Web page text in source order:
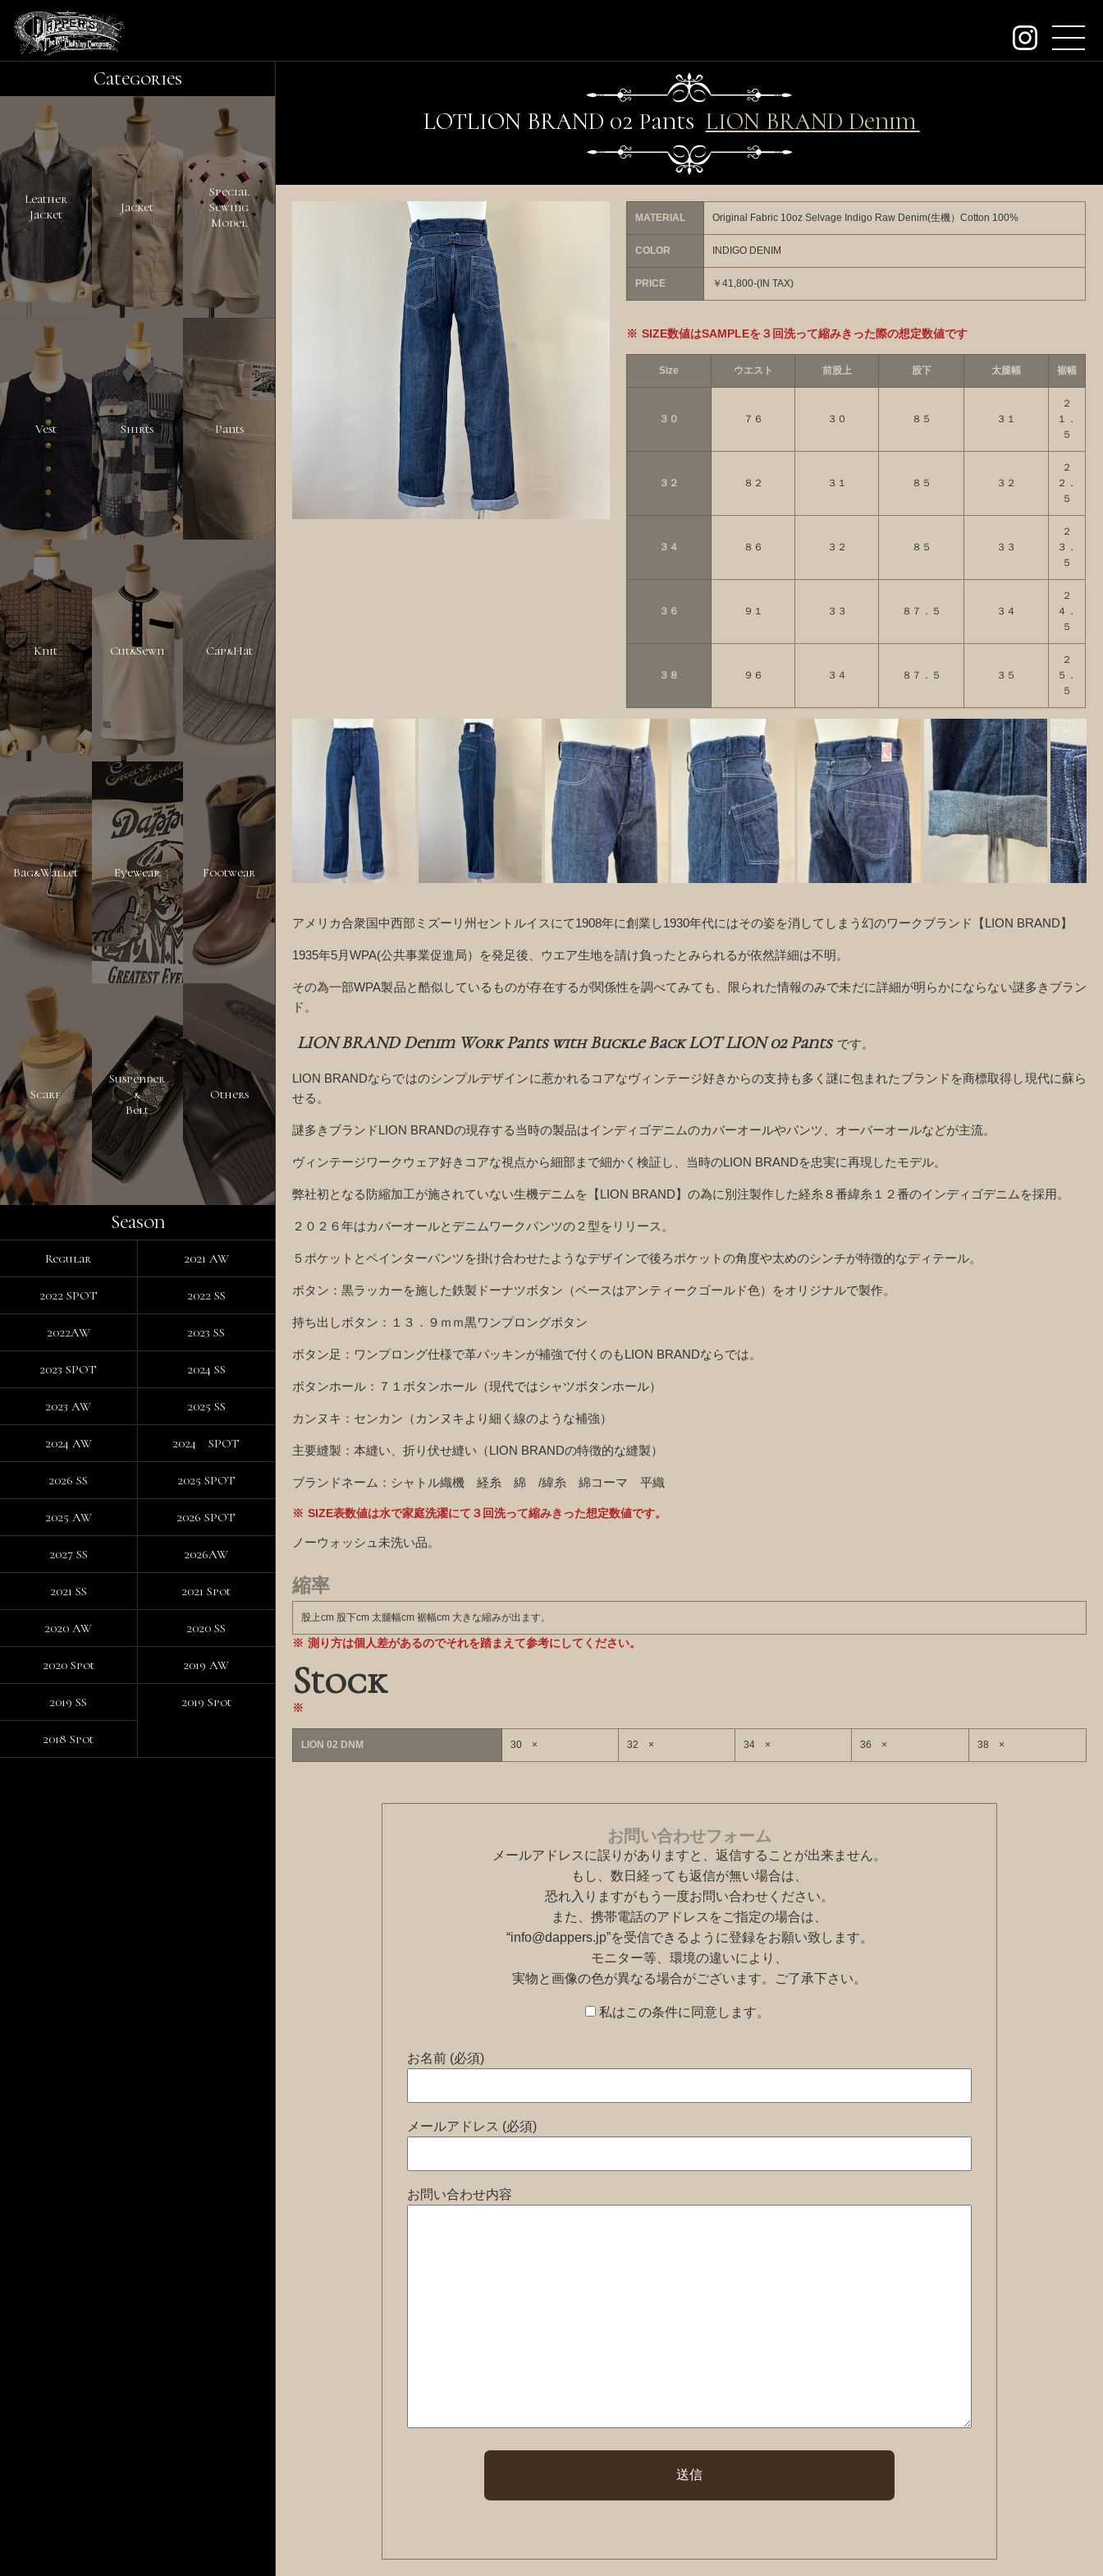
archive
SEARCH
TLION BRAND 02 Pants LION BRAND Denim Wo
MATERIAL Original Fabric 10oz Selvage Indigo Raw Denim(生機）Cotton 100%
COLOR INDIGO DENIM
PRICE ￥41,800-(IN TAX)
SIZE数値はSAMPLEを３回洗って縮みきった際の想定数値です
Size ウエスト 前股上 股下 太腿幅 裾幅
３０ ７６ ３０ ８５ ３１
２
１．
５
３２ ８２ ３１ ８５ ３２
２
２．
５
３４ ８６ ３２ ８５ ３３
２
３．
５
３６ ９１ ３３ ８７．５ ３４
２
４．
５
３８ ９６ ３４ ８７．５ ３５
２
５．
５
アメリカ合衆国中西部ミズーリ州セントルイスにて1908年に創業し1930年代にはその姿を消してしまう幻のワークブランド【LION BRAND】
1935年5月WPA(公共事業促進局）を発足後、ウエア生地を請け負ったとみられるが依然詳細は不明。
その為一部WPA製品と酷似しているものが存在するが関係性を調べてみても、限られた情報のみで未だに詳細が明らかにならない謎多きブラン
ド。
LION BRAND Denim Work Pants with Buckle Back LOT LION 02 Pants です。
LION BRANDならではのシンプルデザインに惹かれるコアなヴィンテージ好きからの支持も多く謎に包まれたブランドを商標取得し現代に蘇ら
せる。
謎多きブランドLION BRANDの現存する当時の製品はインディゴデニムのカバーオールやパンツ、オーバーオールなどが主流。
ヴィンテージワークウェア好きコアな視点から細部まで細かく検証し、当時のLION BRANDを忠実に再現したモデル。
弊社初となる防縮加工が施されていない生機デニムを【LION BRAND】の為に別注製作した経糸８番緯糸１２番のインディゴデニムを採用。
２０２６年はカバーオールとデニムワークパンツの２型をリリース。
５ポケットとペインターパンツを掛け合わせたようなデザインで後ろポケットの角度や太めのシンチが特徴的なディテール。
ボタン：黒ラッカーを施した鉄製ドーナツボタン（ベースはアンティークゴールド色）をオリジナルで製作。
持ち出しボタン：１３．９ｍｍ黒ワンプロングボタン
ボタン足：ワンプロング仕様で革パッキンが補強で付くのもLION BRANDならでは。
ボタンホール：７１ボタンホール（現代ではシャツボタンホール）
カンヌキ：センカン（カンヌキより細く線のような補強）
主要縫製：本縫い、折り伏せ縫い（LION BRANDの特徴的な縫製）
ブランドネーム：シャトル織機 経糸 綿 /緯糸 綿コーマ 平織
SIZE表数値は水で家庭洗濯にて３回洗って縮みきった想定数値です。
ノーウォッシュ未洗い品。
縮率
股上cm 股下cm 太腿幅cm 裾幅cm 大きな縮みが出ます。
測り方は個人差があるのでそれを踏まえて参考にしてください。
Stock
LION 02 DNM 30 × 32 × 34 × 36 × 38 ×
お問い合わせフォーム
メールアドレスに誤りがありますと、返信することが出来ません。
もし、数日経っても返信が無い場合は、
恐れ入りますがもう一度お問い合わせください。
また、携帯電話のアドレスをご指定の場合は、
“info@dappers.jp”を受信できるように登録をお願い致します。
モニター等、環境の違いにより、
実物と画像の色が異なる場合がございます。ご了承下さい。
私はこの条件に同意します。
お名前 (必須)
メールアドレス (必須)
お問い合わせ内容
Categories
Leather
Jacket
Jacket
Special
Sewing
Model
Vest Shirts Pants
Knit Cut&Sewn Cap&Hat
Bag&Wallet Eyewear Footwear
Scarf
Suspender
&
Belt
Others
Season
Regular 2021 AW
2022 SPOT 2022 SS
2022AW 2023 SS
2023 SPOT 2024 SS
2023 AW 2025 SS
2024 AW 2024 SPOT
2026 SS 2025 SPOT
2025 AW 2026 SPOT
2027 SS 2026AW
2021 SS 2021 Spot
2020 AW 2020 SS
2020 Spot 2019 AW
2019 SS 2019 Spot
2018 Spot